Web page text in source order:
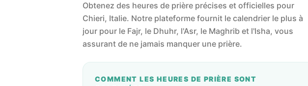
Obtenez des heures de prière précises et officielles pour
Chieri, Italie. Notre plateforme fournit le calendrier le plus à
jour pour le Fajr, le Dhuhr, l'Asr, le Maghrib et l'Isha, vous
assurant de ne jamais manquer une prière.
COMMENT LES HEURES DE PRIÈRE SONT